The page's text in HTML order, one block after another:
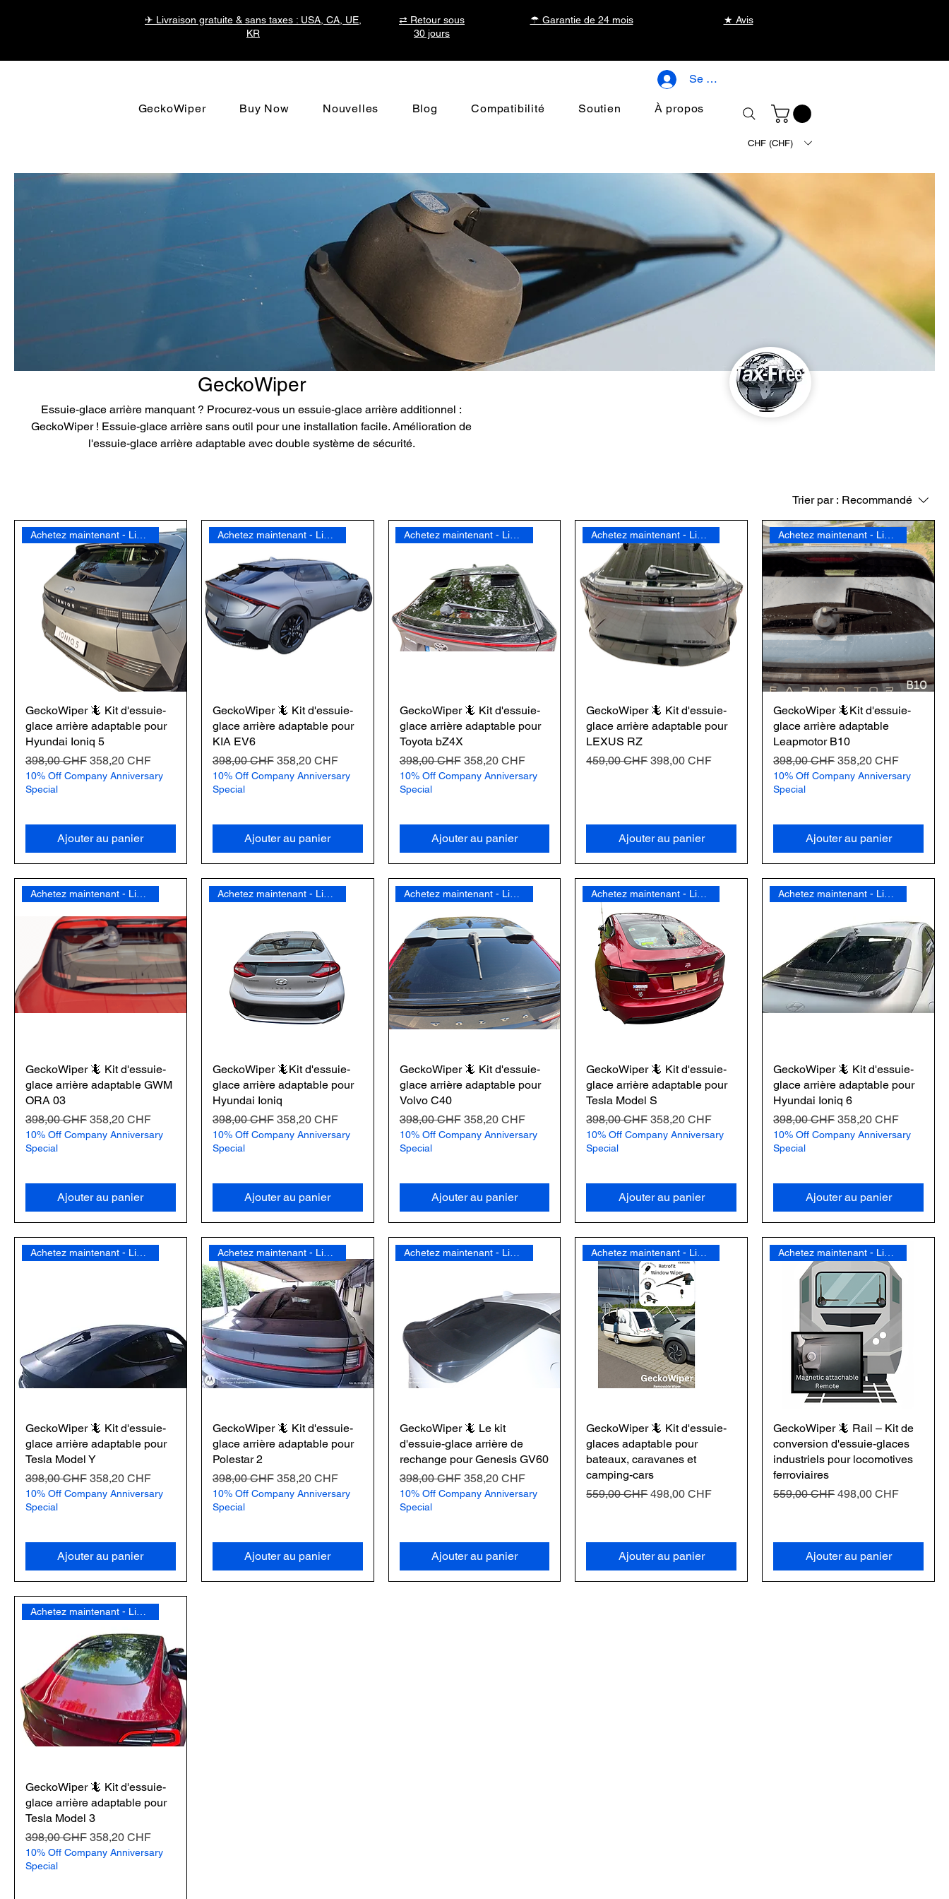
✈ Livraison gratuite & sans taxes : USA, CA, UE,
KR
⇄ Retour sous
30 jours
☂ Garantie de 24 mois ★ Avis
Se connecter
GeckoWiper Buy Now Nouvelles Blog Compatibilité Soutien À propos
CHF (CHF)
GeckoWiper
Essuie-glace arrière manquant ? Procurez-vous un essuie-glace arrière additionnel :
GeckoWiper ! Essuie-glace arrière sans outil pour une installation facile. Amélioration de
l'essuie-glace arrière adaptable avec double système de sécurité.
Trier par : Recommandé
Achetez maintenant - Livraison gratuite
GeckoWiper 🦎 Kit d'essuie-
glace arrière adaptable pour
Hyundai Ioniq 5
Prix original
398,00 CHF Prix promotionnel
358,20 CHF
10% Off Company Anniversary
Special
Ajouter au panier
Achetez maintenant - Livraison gratuite
GeckoWiper 🦎 Kit d'essuie-
glace arrière adaptable pour
KIA EV6
Prix original
398,00 CHF Prix promotionnel
358,20 CHF
10% Off Company Anniversary
Special
Ajouter au panier
Achetez maintenant - Livraison gratuite
GeckoWiper 🦎 Kit d'essuie-
glace arrière adaptable pour
Toyota bZ4X
Prix original
398,00 CHF Prix promotionnel
358,20 CHF
10% Off Company Anniversary
Special
Ajouter au panier
Achetez maintenant - Livraison gratuite
GeckoWiper 🦎 Kit d'essuie-
glace arrière adaptable pour
LEXUS RZ
Prix original
459,00 CHFPrix promotionnel
398,00 CHF
Ajouter au panier
Achetez maintenant - Livraison gratuite
GeckoWiper 🦎Kit d'essuie-
glace arrière adaptable
Leapmotor B10
Prix original
398,00 CHF Prix promotionnel
358,20 CHF
10% Off Company Anniversary
Special
Ajouter au panier
Achetez maintenant - Livraison gratuite
GeckoWiper 🦎 Kit d'essuie-
glace arrière adaptable GWM
ORA 03
Prix original
398,00 CHF Prix promotionnel
358,20 CHF
10% Off Company Anniversary
Special
Ajouter au panier
Achetez maintenant - Livraison gratuite
GeckoWiper 🦎Kit d'essuie-
glace arrière adaptable pour
Hyundai Ioniq
Prix original
398,00 CHF Prix promotionnel
358,20 CHF
10% Off Company Anniversary
Special
Ajouter au panier
GeckoWiper 🦎 Kit d'essuie-
glace arrière adaptable pour
Volvo C40
Prix original
398,00 CHF Prix promotionnel
358,20 CHF
10% Off Company Anniversary
Special
Ajouter au panier
GeckoWiper 🦎 Kit d'essuie-
glace arrière adaptable pour
Tesla Model S
Prix original
398,00 CHFPrix promotionnel
358,20 CHF
10% Off Company Anniversary
Special
Ajouter au panier
Achetez maintenant - Livraison gratuite
GeckoWiper 🦎 Kit d'essuie-
glace arrière adaptable pour
Hyundai Ioniq 6
Prix original
398,00 CHF Prix promotionnel
358,20 CHF
10% Off Company Anniversary
Special
Ajouter au panier
Achetez maintenant - Livraison gratuite
GeckoWiper 🦎 Kit d'essuie-
glace arrière adaptable pour
Tesla Model Y
Prix original
398,00 CHF Prix promotionnel
358,20 CHF
10% Off Company Anniversary
Special
Ajouter au panier
Achetez maintenant - Livraison gratuite
GeckoWiper 🦎 Kit d'essuie-
glace arrière adaptable pour
Polestar 2
Prix original
398,00 CHF Prix promotionnel
358,20 CHF
10% Off Company Anniversary
Special
Ajouter au panier
GeckoWiper 🦎 Le kit
d'essuie-glace arrière de
rechange pour Genesis GV60
Prix original
398,00 CHF Prix promotionnel
358,20 CHF
10% Off Company Anniversary
Special
Ajouter au panier
GeckoWiper 🦎 Kit d'essuie-
glaces adaptable pour
bateaux, caravanes et
camping-cars
Prix original
559,00 CHFPrix promotionnel
498,00 CHF
Ajouter au panier
Achetez maintenant - Livraison gratuite
GeckoWiper 🦎 Rail – Kit de
conversion d'essuie-glaces
industriels pour locomotives
ferroviaires
Prix original
559,00 CHF Prix promotionnel
498,00 CHF
Ajouter au panier
Achetez maintenant - Livraison gratuite
GeckoWiper 🦎 Kit d'essuie-
glace arrière adaptable pour
Tesla Model 3
Prix original
398,00 CHF Prix promotionnel
358,20 CHF
10% Off Company Anniversary
Special